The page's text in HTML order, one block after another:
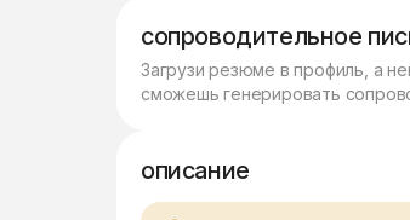
сопроводительное
Загрузи резюме в профиль, а
сможешь генерировать
описание